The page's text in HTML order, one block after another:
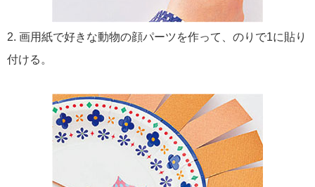
2. 画用紙で好きな動物の顔パーツを作って、のりで1に貼り
付ける。